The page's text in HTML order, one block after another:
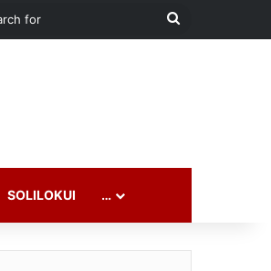
Search
SOLILOKUI …